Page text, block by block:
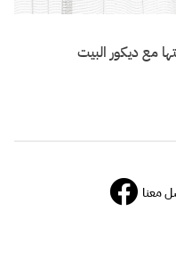
مع ديكور البيت
معنا